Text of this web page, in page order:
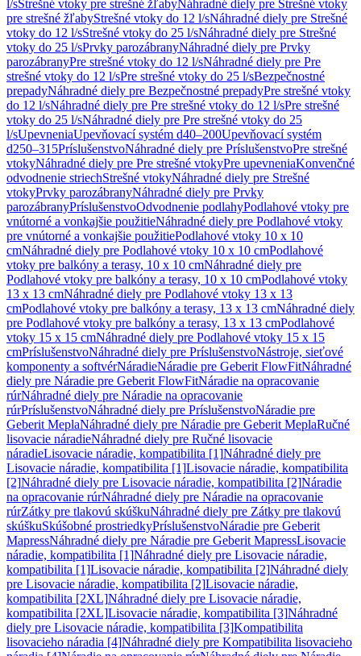
l/sStrešné vtoky pre strešné žľabyNáhradné diely pre Strešné vtoky
pre strešné žľabyStrešné vtoky do 12 l/sNáhradné diely pre Strešné
vtoky do 12 l/sStrešné vtoky do 25 l/sNáhradné diely pre Strešné
vtoky do 25 l/sPrvky parozábranyNáhradné diely pre Prvky
parozábranyPre strešné vtoky do 12 l/sNáhradné diely pre Pre
strešné vtoky do 12 l/sPre strešné vtoky do 25 l/sBezpečnostné
prepadyNáhradné diely pre Bezpečnostné prepadyPre strešné vtoky
do 12 l/sNáhradné diely pre Pre strešné vtoky do 12 l/sPre strešné
vtoky do 25 l/sNáhradné diely pre Pre strešné vtoky do 25
l/sUpevneniaUpevňovací systém d40–200Upevňovací systém
d250–315PríslušenstvoNáhradné diely pre PríslušenstvoPre strešné
vtokyNáhradné diely pre Pre strešné vtokyPre upevneniaKonvenčné
odvodnenie striechStrešné vtokyNáhradné diely pre Strešné
vtokyPrvky parozábranyNáhradné diely pre Prvky
parozábranyPríslušenstvoOdvodnenie podlahyPodlahové vtoky pre
vnútorné a vonkajšie použitieNáhradné diely pre Podlahové vtoky
pre vnútorné a vonkajšie použitiePodlahové vtoky 10 x 10
cmNáhradné diely pre Podlahové vtoky 10 x 10 cmPodlahové
vtoky pre balkóny a terasy, 10 x 10 cmNáhradné diely pre
Podlahové vtoky pre balkóny a terasy, 10 x 10 cmPodlahové vtoky
13 x 13 cmNáhradné diely pre Podlahové vtoky 13 x 13
cmPodlahové vtoky pre balkóny a terasy, 13 x 13 cmNáhradné diely
pre Podlahové vtoky pre balkóny a terasy, 13 x 13 cmPodlahové
vtoky 15 x 15 cmNáhradné diely pre Podlahové vtoky 15 x 15
cmPríslušenstvoNáhradné diely pre PríslušenstvoNástroje, sieťové
komponenty a softvérNáradieNáradie pre Geberit FlowFitNáhradné
diely pre Náradie pre Geberit FlowFitNáradie na opracovanie
rúrNáhradné diely pre Náradie na opracovanie
rúrPríslušenstvoNáhradné diely pre PríslušenstvoNáradie pre
Geberit MeplaNáhradné diely pre Náradie pre Geberit MeplaRučné
lisovacie náradieNáhradné diely pre Ručné lisovacie
náradieLisovacie náradie, kompatibilita [1]Náhradné diely pre
Lisovacie náradie, kompatibilita [1]Lisovacie náradie, kompatibilita
[2]Náhradné diely pre Lisovacie náradie, kompatibilita [2]Náradie
na opracovanie rúrNáhradné diely pre Náradie na opracovanie
rúrZátky pre tlakovú skúškuNáhradné diely pre Zátky pre tlakovú
skúškuSkúšobné prostriedkyPríslušenstvoNáradie pre Geberit
MapressNáhradné diely pre Náradie pre Geberit MapressLisovacie
náradie, kompatibilita [1]Náhradné diely pre Lisovacie náradie,
kompatibilita [1]Lisovacie náradie, kompatibilita [2]Náhradné diely
pre Lisovacie náradie, kompatibilita [2]Lisovacie náradie,
kompatibilita [2XL]Náhradné diely pre Lisovacie náradie,
kompatibilita [2XL]Lisovacie náradie, kompatibilita [3]Náhradné
diely pre Lisovacie náradie, kompatibilita [3]Kompatibilita
lisovacieho náradia [4]Náhradné diely pre Kompatibilita lisovacieho